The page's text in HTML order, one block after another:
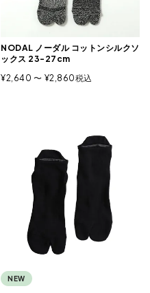
NODAL ノーダル コットンシルクソ
ックス 23-27cm
¥2,640 〜 ¥2,860税込
NEW